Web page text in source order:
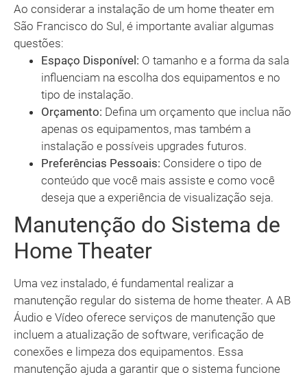
Ao considerar a instalação de um home theater em
São Francisco do Sul, é importante avaliar algumas
questões:
Espaço Disponível: O tamanho e a forma da sala
influenciam na escolha dos equipamentos e no
tipo de instalação.
Orçamento: Defina um orçamento que inclua não
apenas os equipamentos, mas também a
instalação e possíveis upgrades futuros.
Preferências Pessoais: Considere o tipo de
conteúdo que você mais assiste e como você
deseja que a experiência de visualização seja.
Manutenção do Sistema de
Home Theater
Uma vez instalado, é fundamental realizar a
manutenção regular do sistema de home theater. A AB
Áudio e Vídeo oferece serviços de manutenção que
incluem a atualização de software, verificação de
conexões e limpeza dos equipamentos. Essa
manutenção ajuda a garantir que o sistema funcione